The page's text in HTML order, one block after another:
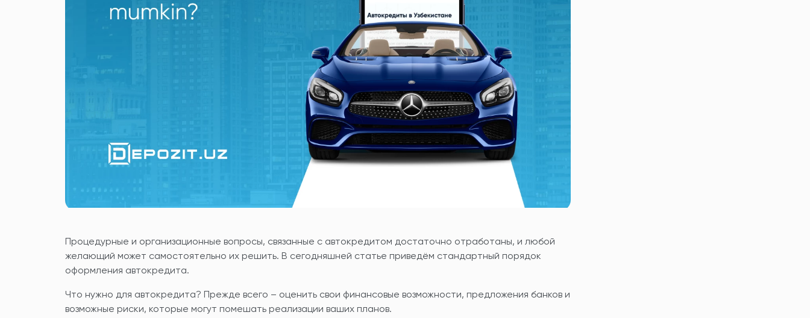
Процедурные и организационные вопросы, связанные с автокредитом достаточно отработаны, и любой
желающий может самостоятельно их решить. В сегодняшней статье приведём стандартный порядок
оформления автокредита.
Что нужно для автокредита? Прежде всего – оценить свои финансовые возможности, предложения банков и
возможные риски, которые могут помешать реализации ваших планов.